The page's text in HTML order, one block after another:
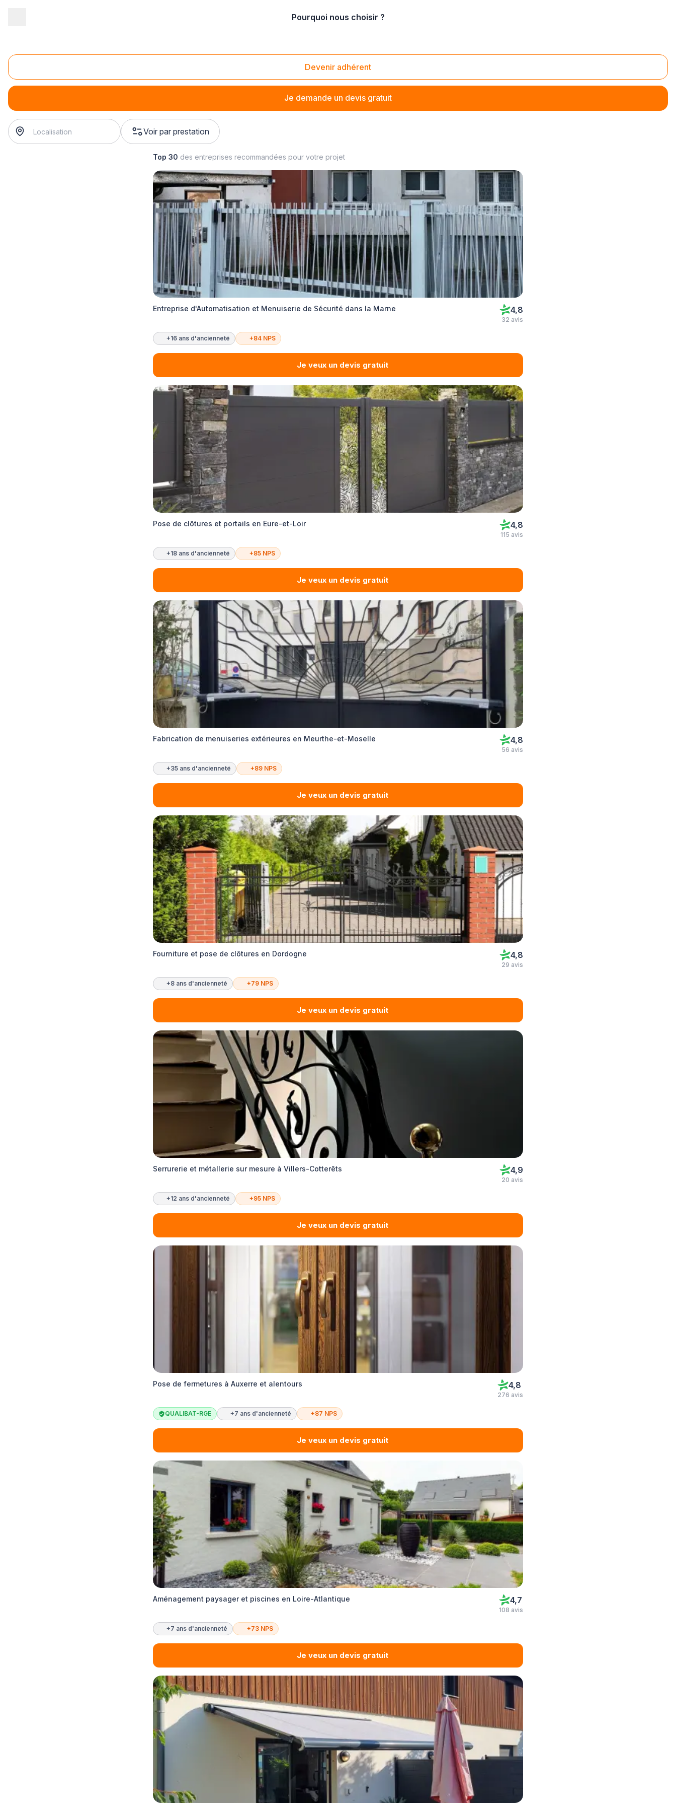
Pourquoi nous choisir ?
Devenir adhérent
Je demande un devis gratuit
Remplacement de portail pvc
remplacement de portail pvc
Voir par prestation
Top 30 des entreprises recommandées pour votre projet
Entreprise d'Automatisation et Menuiserie de Sécurité dans la Marne 4,8
32 avis
+16 ans d'ancienneté +84 NPS
Je veux un devis gratuit
Pose de clôtures et portails en Eure-et-Loir 4,8
115 avis
+18 ans d'ancienneté +85 NPS
Je veux un devis gratuit
Fabrication de menuiseries extérieures en Meurthe-et-Moselle 4,8
56 avis
+35 ans d'ancienneté +89 NPS
Je veux un devis gratuit
Fourniture et pose de clôtures en Dordogne 4,8
29 avis
+8 ans d'ancienneté +79 NPS
Je veux un devis gratuit
Serrurerie et métallerie sur mesure à Villers-Cotterêts 4,9
20 avis
+12 ans d'ancienneté +95 NPS
Je veux un devis gratuit
Pose de fermetures à Auxerre et alentours 4,8
276 avis
QUALIBAT-RGE +7 ans d'ancienneté +87 NPS
Je veux un devis gratuit
Aménagement paysager et piscines en Loire-Atlantique 4,7
108 avis
+7 ans d'ancienneté +73 NPS
Je veux un devis gratuit